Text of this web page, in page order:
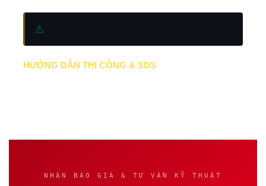
⚠️
HƯỚNG DẪN THI CÔNG & SDS
NHẬN BÁO GIÁ & TƯ VẤN KỸ THUẬT